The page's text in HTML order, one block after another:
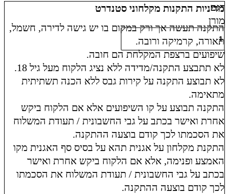
דגם
מורן
מדיניות התקנות מקלחוני סטנדרט
התקנה תעשה אך ורק במקום בו יש גישה לדירה, חשמל,
תאורה, קרמיקה ורובה.
שיפועים ברצפת המקלחת הם חובה.
לא תתבצע התקנה/מדידה ללא נציג הלקוח מעל גיל 18.
לא תבוצע התקנה על קירות גבס ללא הכנה תשתיתית
מתאימה.
התקנה תבוצע על קו השיפועים אלא אם הלקוח ביקש
אחרת ואישר בכתב על גבי החשבונית / תעודת המשלוח
את הסכמתו לכך קודם בוצעה ההתקנה.
התקנת מקלחון על אגנית תהא על בסיס סף האגנית מקו
האמצע ופנימה, אלא אם הלקוח ביקש אחרת ואישר
בכתב על גבי החשבונית / תעודת המשלוח את הסכמתו
לכך קודם בוצעה ההתקנה.